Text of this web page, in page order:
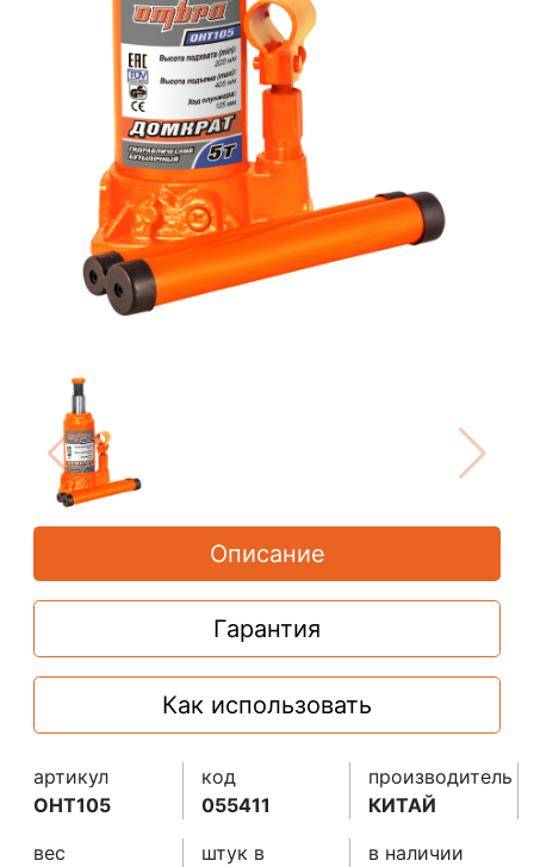
Описание
Гарантия
Как использовать
артикул
OHT105
код
055411
производитель
КИТАЙ
вес
штук в
в наличии